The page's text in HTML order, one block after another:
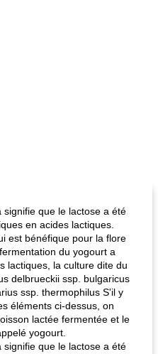
que le lactose a été
en acides lactiques.
est bénéfique pour la flore
du yogourt a
lactiques, la culture dite du
delbrueckii ssp. bulgaricus
ssp. thermophilus S'il y
éléments ci-dessus, on
lactée fermentée et le
yogourt.
que le lactose a été